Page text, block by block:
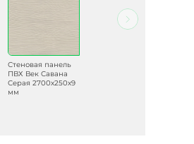
Стеновая панель
ПВХ Век Савана
Серая 2700х250х9
мм